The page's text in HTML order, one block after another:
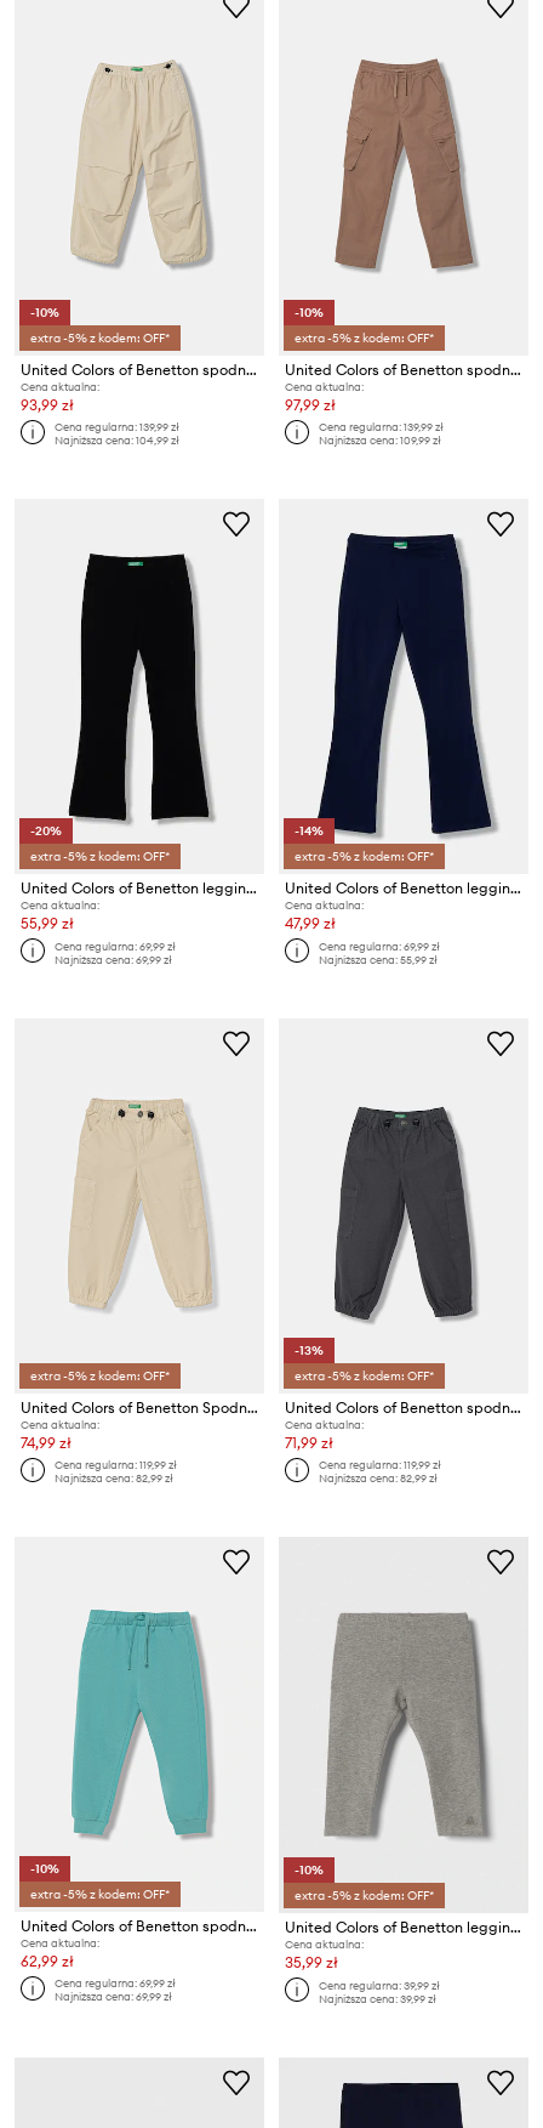
-10%
extra -5% z kodem: OFF*
United Colors of Benetton spodnie dziecięce bawełniane
Cena aktualna:
93,99 zł
Cena regularna:139,99 zł
Najniższa cena:104,99 zł
-10%
extra -5% z kodem: OFF*
United Colors of Benetton spodnie dziecięce bawełniane z elastanem
Cena aktualna:
97,99 zł
Cena regularna:139,99 zł
Najniższa cena:109,99 zł
-20%
extra -5% z kodem: OFF*
United Colors of Benetton legginsy dziecięce bawełniane z elastanem
Cena aktualna:
55,99 zł
Cena regularna:69,99 zł
Najniższa cena:69,99 zł
-14%
extra -5% z kodem: OFF*
United Colors of Benetton legginsy dziecięce bawełniane z elastanem
Cena aktualna:
47,99 zł
Cena regularna:69,99 zł
Najniższa cena:55,99 zł
extra -5% z kodem: OFF*
United Colors of Benetton Spodnie joggery dziecięce bawełniane
Cena aktualna:
74,99 zł
Cena regularna:119,99 zł
Najniższa cena:82,99 zł
-13%
extra -5% z kodem: OFF*
United Colors of Benetton spodnie joggery dziecięce bawełniane
Cena aktualna:
71,99 zł
Cena regularna:119,99 zł
Najniższa cena:82,99 zł
-10%
extra -5% z kodem: OFF*
United Colors of Benetton spodnie dresowe bawełniane dziecięce
Cena aktualna:
62,99 zł
Cena regularna:69,99 zł
Najniższa cena:69,99 zł
-10%
extra -5% z kodem: OFF*
United Colors of Benetton legginsy dziecięce
Cena aktualna:
35,99 zł
Cena regularna:39,99 zł
Najniższa cena:39,99 zł